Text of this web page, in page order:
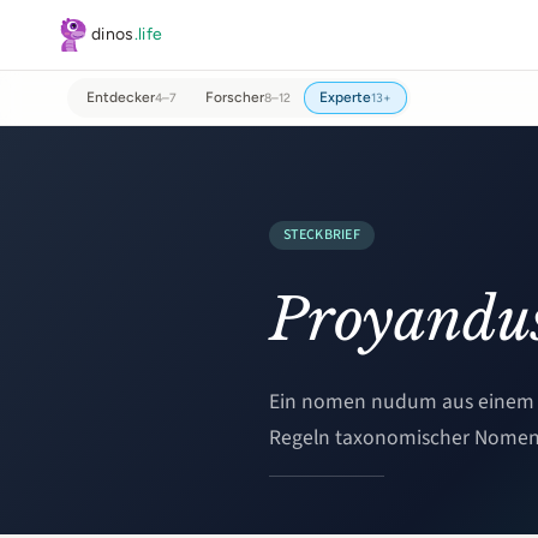
Zum Hauptinhalt springen
dinos.life
Entdecker4–7 Forscher8–12 Experte13+
STECKBRIEF
Ein nomen nudum aus
Regeln taxonomischer